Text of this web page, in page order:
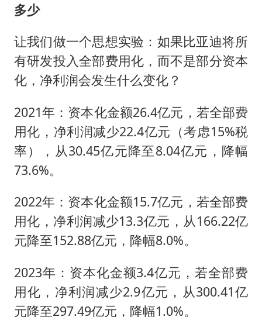
多少
让我们做一个思想实验：如果比亚迪将所
有研发投入全部费用化，而不是部分资本
化，净利润会发生什么变化？
2021年：资本化金额26.4亿元，若全部费
用化，净利润减少22.4亿元（考虑15%税
率），从30.45亿元降至8.04亿元，降幅
73.6%。
2022年：资本化金额15.7亿元，若全部费
用化，净利润减少13.3亿元，从166.22亿
元降至152.88亿元，降幅8.0%。
2023年：资本化金额3.4亿元，若全部费
用化，净利润减少2.9亿元，从300.41亿
元降至297.49亿元，降幅1.0%。